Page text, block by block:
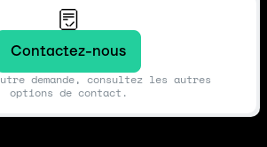
Contactez-nous
demande, consultez les autres
options de contact.